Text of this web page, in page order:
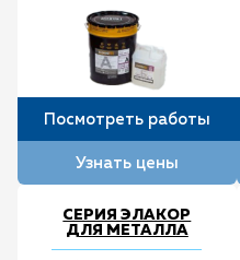
Посмотреть работы
Узнать цены
СЕРИЯ ЭЛАКОР
ДЛЯ МЕТАЛЛА